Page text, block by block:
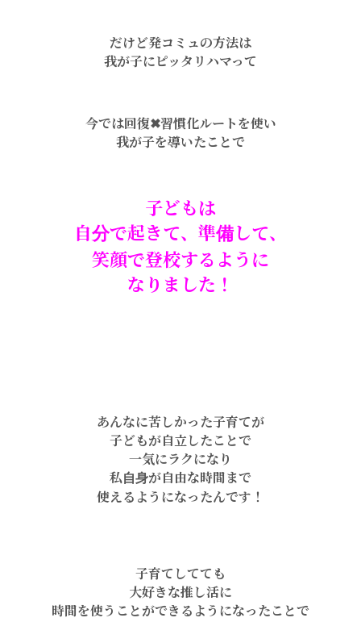
だけど発コミュの方法は
我が子にピッタリハマって
今では回復✖︎習慣化ルートを使い
我が子を導いたことで
子どもは
自分で起きて、準備して、
笑顔で登校するように
なりました！
あんなに苦しかった子育てが
子どもが自立したことで
一気にラクになり
私自身が自由な時間まで
使えるようになったんです！
子育てしてても
大好きな推し活に
時間を使うことができるようになったことで